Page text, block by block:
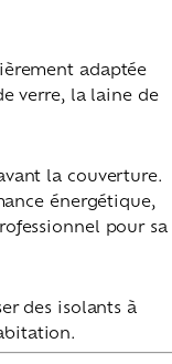
adaptée
verre, la laine de
la couverture.
énergétique,
pour sa
des isolants à